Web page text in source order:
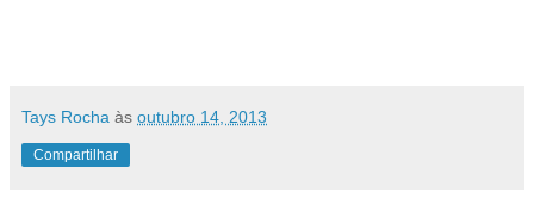
Tays Rocha às outubro 14, 2013
Compartilhar